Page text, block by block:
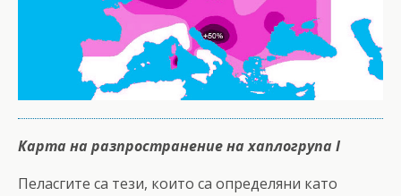
Карта на разпространение на хаплогрупа I
Пеласгите са тези, които са определяни като